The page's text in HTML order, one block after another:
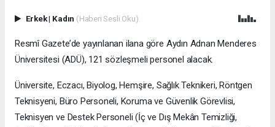
Erkek| Kadın (Haberi Sesli Oku)
Resmî Gazete’de yayınlanan ilana göre Aydın Adnan Menderes
Üniversitesi (ADÜ), 121 sözleşmeli personel alacak.
Üniversite, Eczacı, Biyolog, Hemşire, Sağlık Teknikeri, Röntgen
Teknisyeni, Büro Personeli, Koruma ve Güvenlik Görevlisi,
Teknisyen ve Destek Personeli (İç ve Dış Mekân Temizliği,